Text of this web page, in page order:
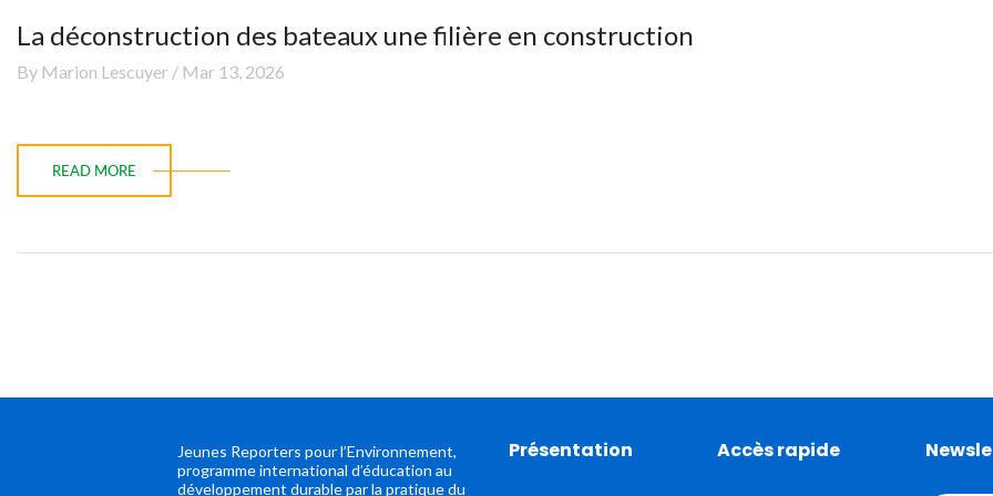
La déconstruction des bateaux une filière en construction
By Marion Lescuyer / Mar 13, 2026
READ MORE
Jeunes Reporters pour l’Environnement,
programme international d’éducation au
développement durable par la pratique du
Présentation Accès rapide